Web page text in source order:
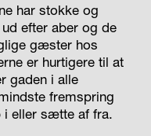
har stokke og
efter aber og de
gæster hos
er hurtigere til at
gaden i alle
fremspring
eller sætte af fra.